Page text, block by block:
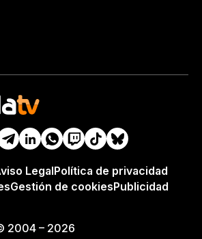
LegalPolítica de privacidad
Gestión de cookiesPublicidad
2004 – 2026